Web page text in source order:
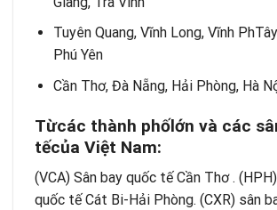
Tuyên Quang, Vĩnh Long, Vĩnh
Phú Yên
Cần Thơ, Đà Nẵng, Hải Phòng, Hà
Từcác thành phốlớn và các sâ
tếcủa Việt Nam:
(VCA) Sân bay quốc tế Cần Thơ .
quốc tế Cát Bi-Hải Phòng. (CXR) sân